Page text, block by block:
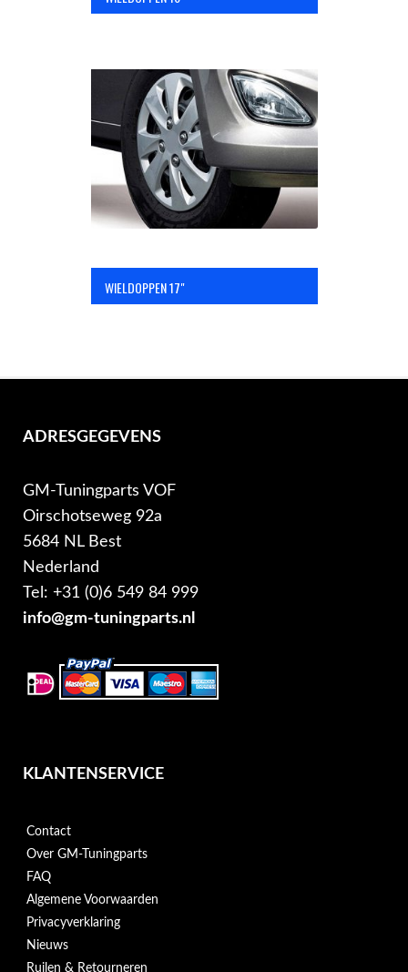
WIELDOPPEN 17"
ADRESGEGEVENS
GM-Tuningparts VOF
Oirschotseweg 92a
5684 NL Best
Nederland
Tel: +31 (0)6 549 84 999
info@gm-tuningparts.nl
KLANTENSERVICE
Contact
Over GM-Tuningparts
FAQ
Algemene Voorwaarden
Privacyverklaring
Nieuws
Ruilen & Retourneren